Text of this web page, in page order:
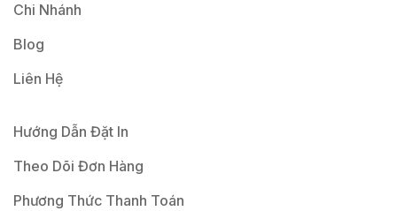
Chi Nhánh
Blog
Liên Hệ
Hướng Dẫn Đặt In
Theo Dõi Đơn Hàng
Phương Thức Thanh Toán